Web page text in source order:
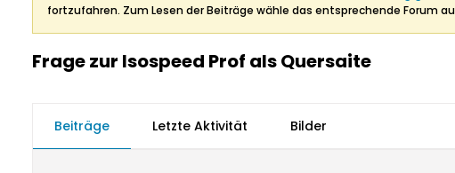
fortzufahren. Zum Lesen der Beiträge wähle das entsprechende Forum
Frage zur Isospeed Prof als Quersaite
Beiträge Letzte Aktivität Bilder